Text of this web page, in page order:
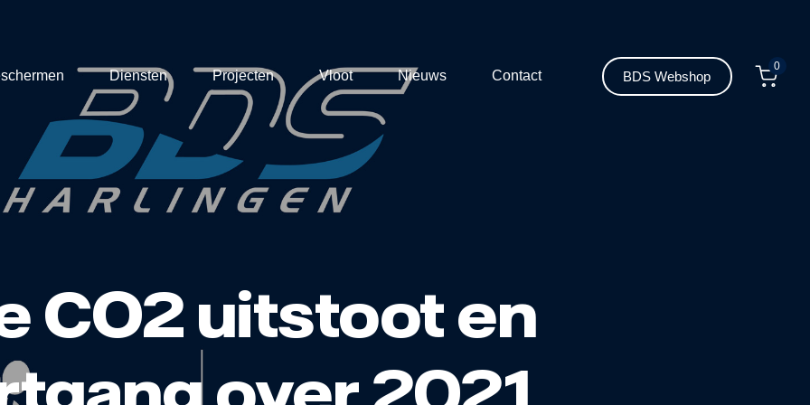
Diensten Projecten Vloot Nieuws Contact BDS Webshop
0
CO2 uitstoot en
over 2021